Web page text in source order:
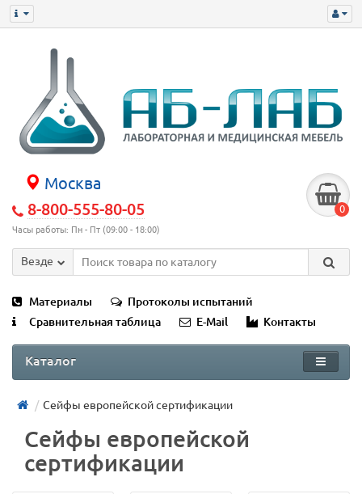
Москва
8-800-555-80-05
Часы работы: Пн - Пт (09:00 - 18:00)
0
Везде
Материалы
Протоколы испытаний
Сравнительная таблица
E-Mail Контакты
Каталог
Сейфы европейской сертификации
Сейфы европейской
сертификации